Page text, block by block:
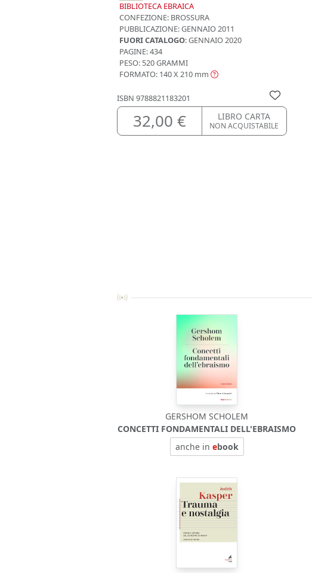
BIBLIOTECA EBRAICA
CONFEZIONE: BROSSURA
PUBBLICAZIONE:GENNAIO 2011
FUORI CATALOGO: GENNAIO 2020
PAGINE: 434
PESO: 520 GRAMMI
FORMATO: 140 X 210 mm
ISBN 9788821183201
32,00 € LIBRO CARTA
NON ACQUISTABILE
GERSHOM SCHOLEM
CONCETTI FONDAMENTALI DELL'EBRAISMO
anche in ebook